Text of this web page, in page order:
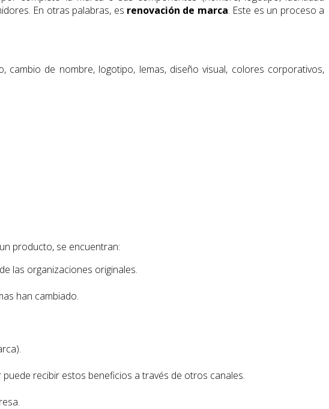
En otras palabras, es renovación de marca. Este es un proceso a
de nombre, logotipo, lemas, diseño visual, colores corporativos,
producto, se encuentran:
las organizaciones originales.
han cambiado.
recibir estos beneficios a través de otros canales.